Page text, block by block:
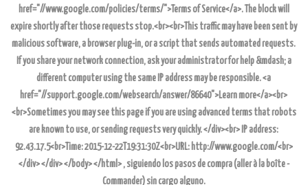
href="//www.google.com/policies/terms/">Terms of Service</a>. The block will
expire shortly after those requests stop.<br><br>This traffic may have been sent by
malicious software, a browser plug-in, or a script that sends automated requests.
If you share your network connection, ask your administrator for help &mdash; a
different computer using the same IP address may be responsible. <a
href="//support.google.com/websearch/answer/86640">Learn more</a><br>
<br>Sometimes you may see this page if you are using advanced terms that robots
are known to use, or sending requests very quickly. </div><br> IP address:
92.43.17.5<br>Time: 2015-12-22T19:31:30Z<br>URL: http://www.google.com/<br>
</div> </div> </body> </html> , siguiendo los pasos de compra (aller à la boîte -
Commander) sin cargo alguno.